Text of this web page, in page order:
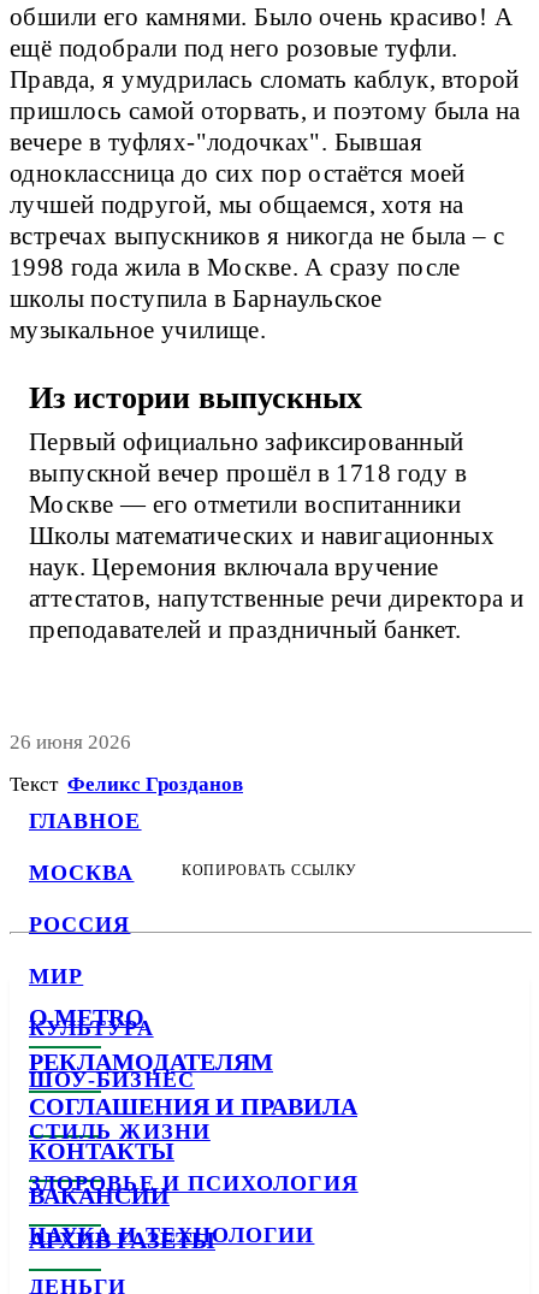
ГЛАВНОЕ
МОСКВА
РОССИЯ
МИР
КУЛЬТУРА
ШОУ-БИЗНЕС
СТИЛЬ ЖИЗНИ
ЗДОРОВЬЕ И ПСИХОЛОГИЯ
НАУКА И ТЕХНОЛОГИИ
ДЕНЬГИ
обшили его камнями. Было очень красиво! А
ещё подобрали под него розовые туфли.
Правда, я умудрилась сломать каблук, второй
пришлось самой оторвать, и поэтому была на
вечере в туфлях-"лодочках". Бывшая
одноклассница до сих пор остаётся моей
лучшей подругой, мы общаемся, хотя на
встречах выпускников я никогда не была – с
1998 года жила в Москве. А сразу после
школы поступила в Барнаульское
музыкальное училище.
Из истории выпускных
Первый официально зафиксированный
выпускной вечер прошёл в 1718 году в
Москве — его отметили воспитанники
Школы математических и навигационных
наук. Церемония включала вручение
аттестатов, напутственные речи директора и
преподавателей и праздничный банкет.
26 июня 2026
Текст Феликс Грозданов
КОПИРОВАТЬ ССЫЛКУ
О METRO
РЕКЛАМОДАТЕЛЯМ
СОГЛАШЕНИЯ И ПРАВИЛА
КОНТАКТЫ
ВАКАНСИИ
АРХИВ ГАЗЕТЫ